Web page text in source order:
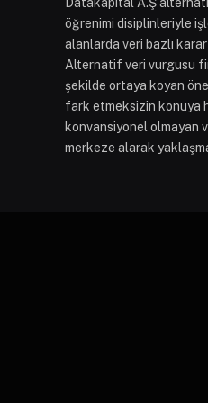
öğrenimi disiplinleriyle
alanlarda veri bazlı
Alternatif veri vurgusu
şekilde ortaya koyan
fark etmeksizin konuya
konvansiyonel olmayan
merkeze alarak